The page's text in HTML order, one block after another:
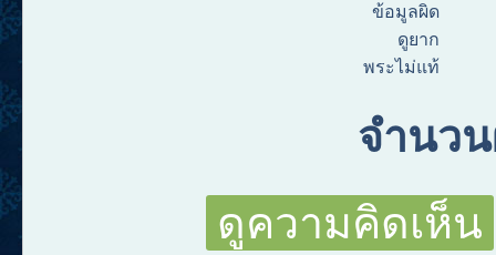
ข้อมูลผิด
ดูยาก
พระไม่แท้
จำนว
ดูความคิดเห็น